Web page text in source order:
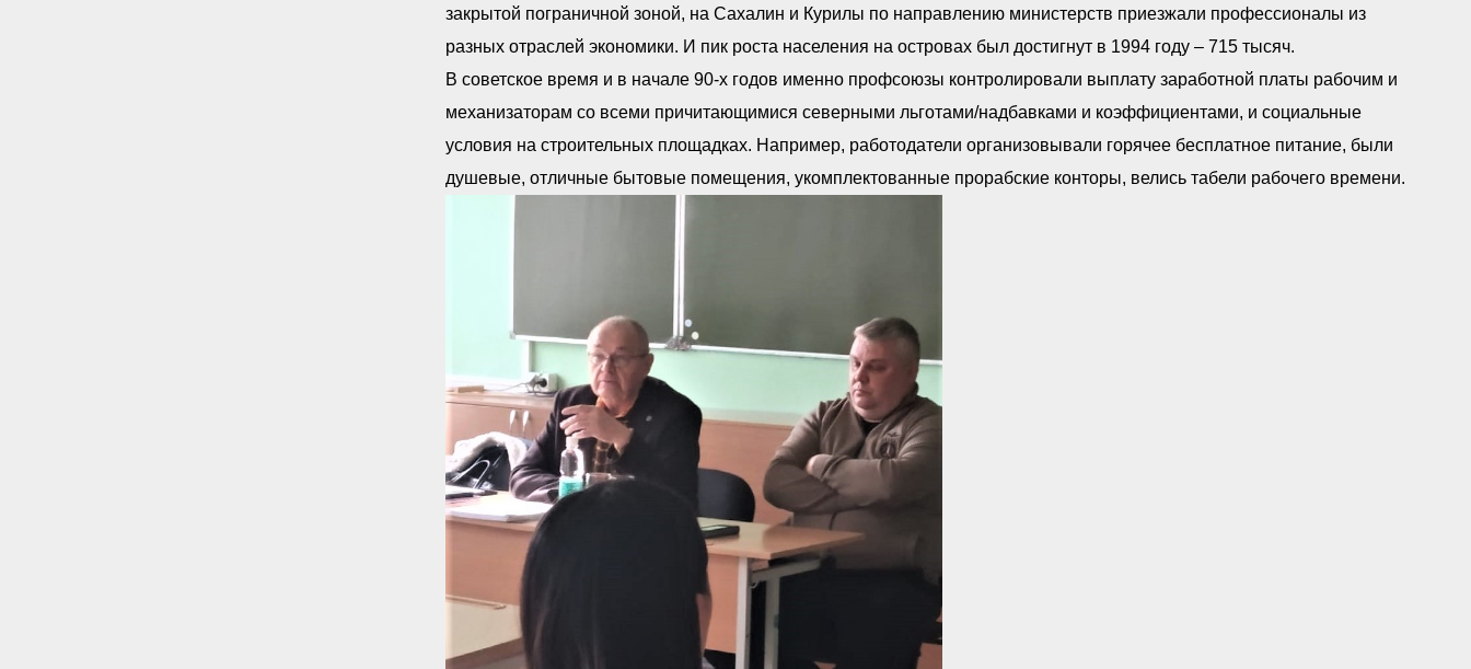
закрытой пограничной зоной, на Сахалин и Курилы по направлению министерств приезжали профессионалы из
разных отраслей экономики. И пик роста населения на островах был достигнут в 1994 году – 715 тысяч.
В советское время и в начале 90-х годов именно профсоюзы контролировали выплату заработной платы рабочим и
механизаторам со всеми причитающимися северными льготами/надбавками и коэффициентами, и социальные
условия на строительных площадках. Например, работодатели организовывали горячее бесплатное питание, были
душевые, отличные бытовые помещения, укомплектованные прорабские конторы, велись табели рабочего времени.